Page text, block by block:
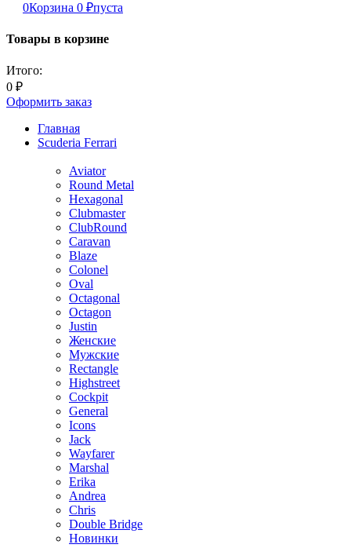
0Корзина 0 ₽пуста
Товары в корзине
Итого:
0 ₽
Оформить заказ
Главная
Scuderia Ferrari
Aviator
Round Metal
Hexagonal
Clubmaster
ClubRound
Caravan
Blaze
Colonel
Oval
Octagonal
Octagon
Justin
Женские
Мужские
Rectangle
Highstreet
Cockpit
General
Icons
Jack
Wayfarer
Marshal
Erika
Andrea
Chris
Double Bridge
Новинки